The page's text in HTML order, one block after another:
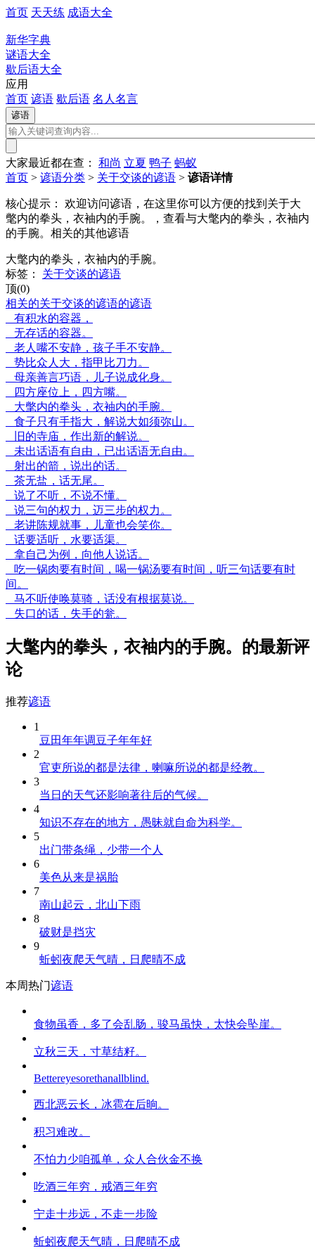
首页 天天练 成语大全
新华字典
谜语大全
歇后语大全
应用
首页 谚语 歇后语 名人名言
大家最近都在查： 和尚 立夏 鸭子 蚂蚁
首页 > 谚语分类 > 关于交谈的谚语 > 谚语详情
核心提示：
欢迎访问谚语，在这里你可以方便的找到关于大
氅内的拳头，衣袖内的手腕。，查看与大氅内的拳头，衣袖内
的手腕。相关的其他谚语
大氅内的拳头，衣袖内的手腕。
标签：
关于交谈的谚语
顶(0)
相关的关于交谈的谚语的谚语
有积水的容器，
无存话的容器。
老人嘴不安静，孩子手不安静。
势比众人大，指甲比刀力。
母亲善言巧语，儿子说成化身。
四方座位上，四方嘴。
大氅内的拳头，衣袖内的手腕。
食子只有手指大，解说大如须弥山。
旧的寺庙，作出新的解说。
未出话语有自由，已出话语无自由。
射出的箭，说出的话。
茶无盐，话无尾。
说了不听，不说不懂。
说三句的权力，迈三步的权力。
老讲陈规就事，儿童也会笑你。
话要适听，水要适渠。
拿自己为例，向他人说话。
吃一锅肉要有时间，喝一锅汤要有时间，听三句话要有时
间。
马不听使唤莫骑，话没有根据莫说。
失口的话，失手的瓮。
大氅内的拳头，衣袖内的手腕。的最新评
论
推荐谚语
1
豆田年年调豆子年年好
2
官吏所说的都是法律，喇嘛所说的都是经教。
3
当日的天气还影响著往后的气候。
4
知识不存在的地方，愚昧就自命为科学。
5
出门带条绳，少带一个人
6
美色从来是祸胎
7
南山起云，北山下雨
8
破财是挡灾
9
蚯蚓夜爬天气晴，日爬晴不成
本周热门谚语
食物虽香，多了会乱肠，骏马虽快，太快会坠崖。
立秋三天，寸草结籽。
Bettereyesorethanallblind.
西北恶云长，冰雹在后晌。
积习难改。
不怕力少咱孤单，众人合伙金不换
吃酒三年穷，戒酒三年穷
宁走十步远，不走一步险
蚯蚓夜爬天气晴，日爬晴不成